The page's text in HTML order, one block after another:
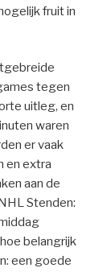
fruit in
tegen
uitleg, en
waren
er vaak
en extra
aan de
Stenden:
belangrijk
een goede